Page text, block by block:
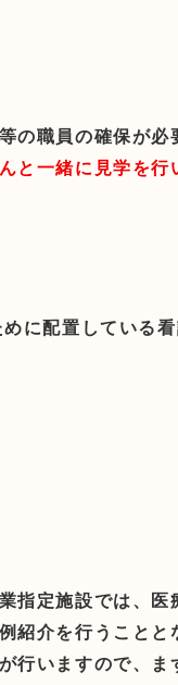
の職員の確保が必
と一緒に見学を行
に配置している看
指定施設では、医
紹介を行うことと
行いますので、ま